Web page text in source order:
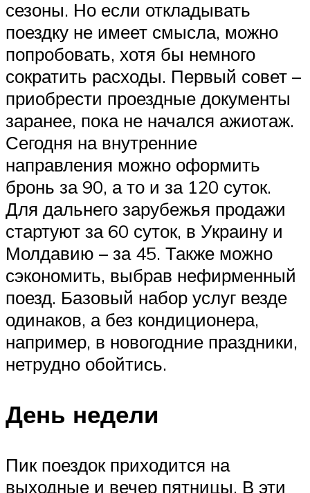
сезоны. Но если откладывать
поездку не имеет смысла, можно
попробовать, хотя бы немного
сократить расходы. Первый совет –
приобрести проездные документы
заранее, пока не начался ажиотаж.
Сегодня на внутренние
направления можно оформить
бронь за 90, а то и за 120 суток.
Для дальнего зарубежья продажи
стартуют за 60 суток, в Украину и
Молдавию – за 45. Также можно
сэкономить, выбрав нефирменный
поезд. Базовый набор услуг везде
одинаков, а без кондиционера,
например, в новогодние праздники,
нетрудно обойтись.
День недели
Пик поездок приходится на
выходные и вечер пятницы. В эти